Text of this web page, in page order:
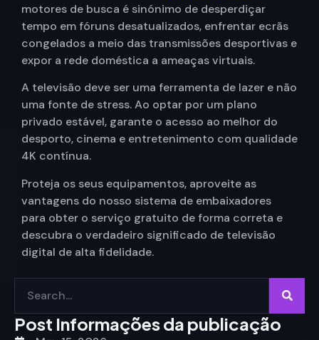
motores de busca é sinónimo de desperdiçar
tempo em fóruns desatualizados, enfrentar ecrãs
congelados a meio das transmissões desportivas e
expor a rede doméstica a ameaças virtuais.
A televisão deve ser uma ferramenta de lazer e não
uma fonte de stress. Ao optar por um plano
privado estável, garante o acesso ao melhor do
desporto, cinema e entretenimento com qualidade
4K contínua.
Proteja os seus equipamentos, aproveite as
vantagens do nosso sistema de embaixadores
para obter o serviço gratuito de forma correta e
descubra o verdadeiro significado de televisão
digital de alta fidelidade.
Post Informações da publicação